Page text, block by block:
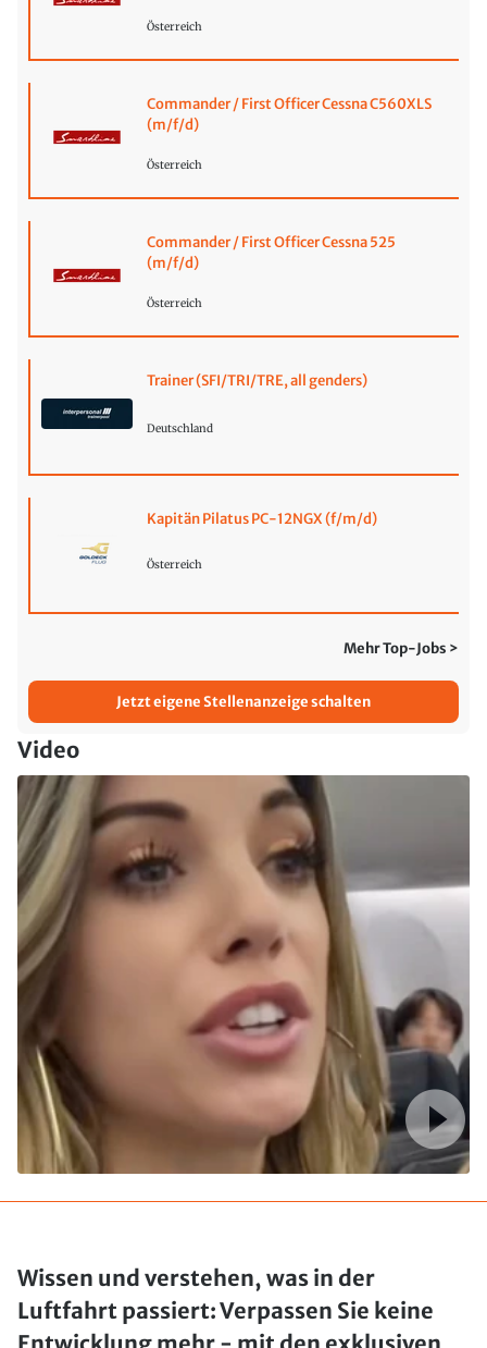
Österreich
Commander / First Officer Cessna C560XLS
(m/f/d)
Österreich
Commander / First Officer Cessna 525
(m/f/d)
Österreich
Trainer (SFI/TRI/TRE, all genders)
Deutschland
Kapitän Pilatus PC-12NGX (f/m/d)
Österreich
Mehr Top-Jobs >
Jetzt eigene Stellenanzeige schalten
Video
Wissen und verstehen, was in der
Luftfahrt passiert: Verpassen Sie keine